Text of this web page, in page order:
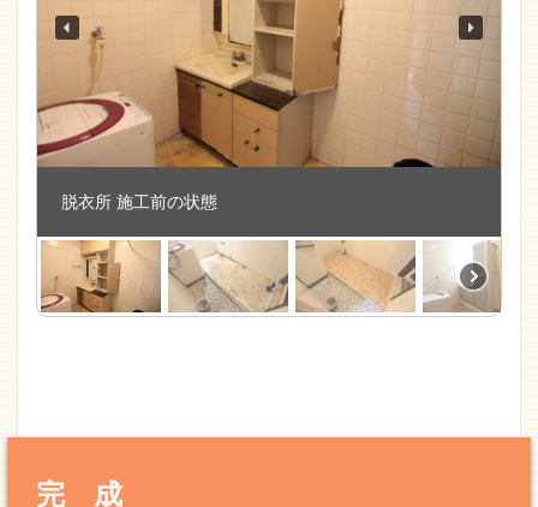
脱衣所 施工前の状態
完 成